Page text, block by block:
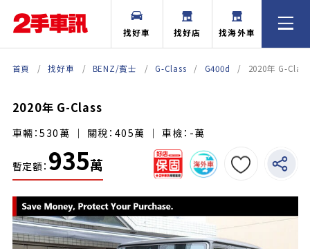
找好車 找好店 找海外車
首頁 找好車 BENZ/賓士 G-Class G400d 2020年 G-Class
2020年 G-Class
車輛：530萬 ｜ 關稅：405萬 ｜ 車檢：-萬
暫定額： 935萬